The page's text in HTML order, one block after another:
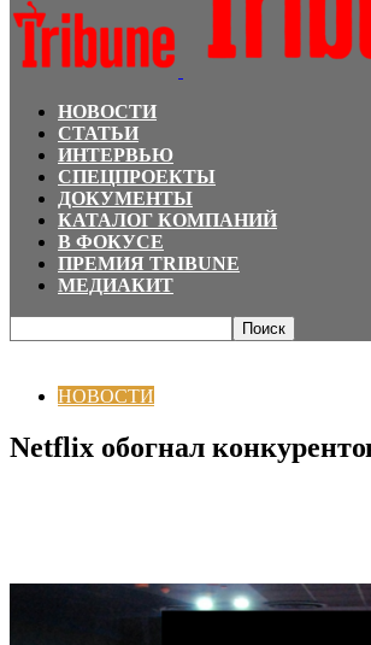
НОВОСТИ
СТАТЬИ
ИНТЕРВЬЮ
СПЕЦПРОЕКТЫ
ДОКУМЕНТЫ
КАТАЛОГ КОМПАНИЙ
В ФОКУСЕ
ПРЕМИЯ TRIBUNE
МЕДИАКИТ
НОВОСТИ
Netflix обогнал